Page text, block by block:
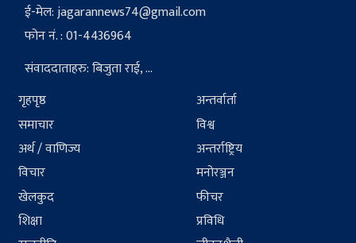
ई-मेल:jagarannews74@gmail.com
फोन नं. : 01-4436964
संवाददाताहरु: बिजुता राई, ...
गृहपृष्ठ
समाचार
अर्थ / वाणिज्य
विचार
खेलकुद
शिक्षा
अन्तर्वार्ता
विश्व
अन्तर्राष्ट्रिय
मनोरञ्जन
फीचर
प्रविधि